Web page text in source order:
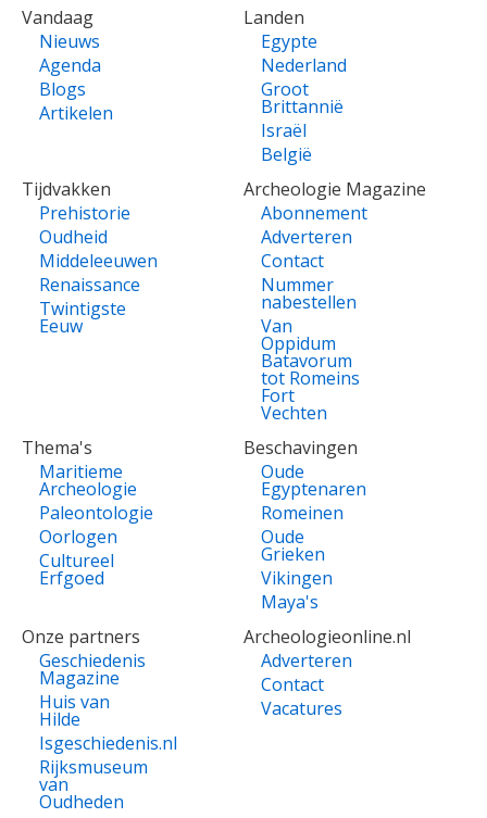
VOET
Vandaag
Nieuws
Agenda
Blogs
Artikelen
Landen
Egypte
Nederland
Groot
Brittannië
Israël
België
Tijdvakken
Prehistorie
Oudheid
Middeleeuwen
Renaissance
Twintigste
Eeuw
Archeologie Magazine
Abonnement
Adverteren
Contact
Nummer
nabestellen
Van
Oppidum
Batavorum
tot Romeins
Fort
Vechten
Thema's
Maritieme
Archeologie
Paleontologie
Oorlogen
Cultureel
Erfgoed
Beschavingen
Oude
Egyptenaren
Romeinen
Oude
Grieken
Vikingen
Maya's
Onze partners
Geschiedenis
Magazine
Huis van
Hilde
Isgeschiedenis.nl
Rijksmuseum
van
Oudheden
Archeologieonline.nl
Adverteren
Contact
Vacatures